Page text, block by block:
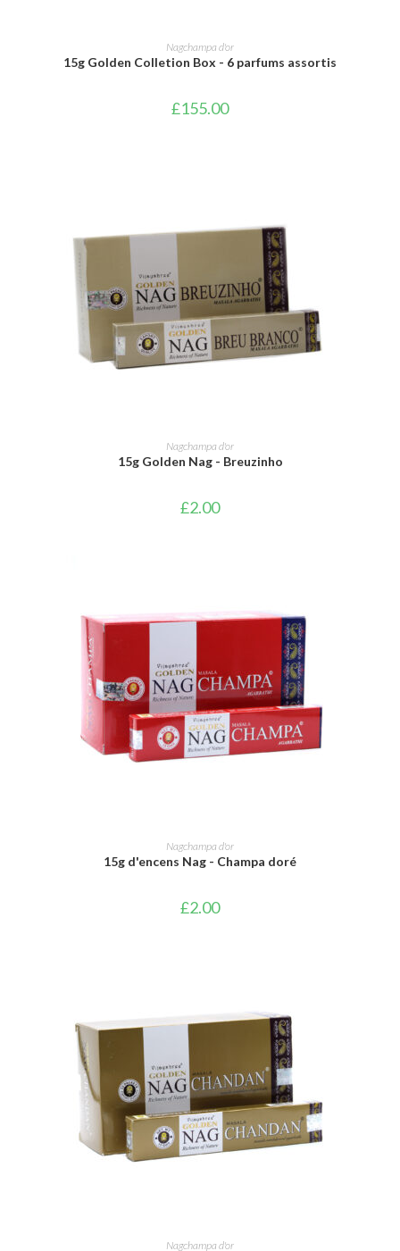
AJOUTER AU PANIER
Nagchampa d'or
15g Golden Colletion Box - 6 parfums assortis
£155.00
AJOUTER AU PANIER
Nagchampa d'or
15g Golden Nag - Breuzinho
£2.00
AJOUTER AU PANIER
Nagchampa d'or
15g d'encens Nag - Champa doré
£2.00
AJOUTER AU PANIER
Nagchampa d'or